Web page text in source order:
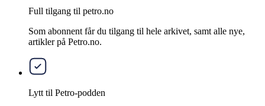
Full tilgang til petro.no
Som abonnent får du tilgang til hele arkivet, samt alle nye,
artikler på Petro.no.
Lytt til Petro-podden